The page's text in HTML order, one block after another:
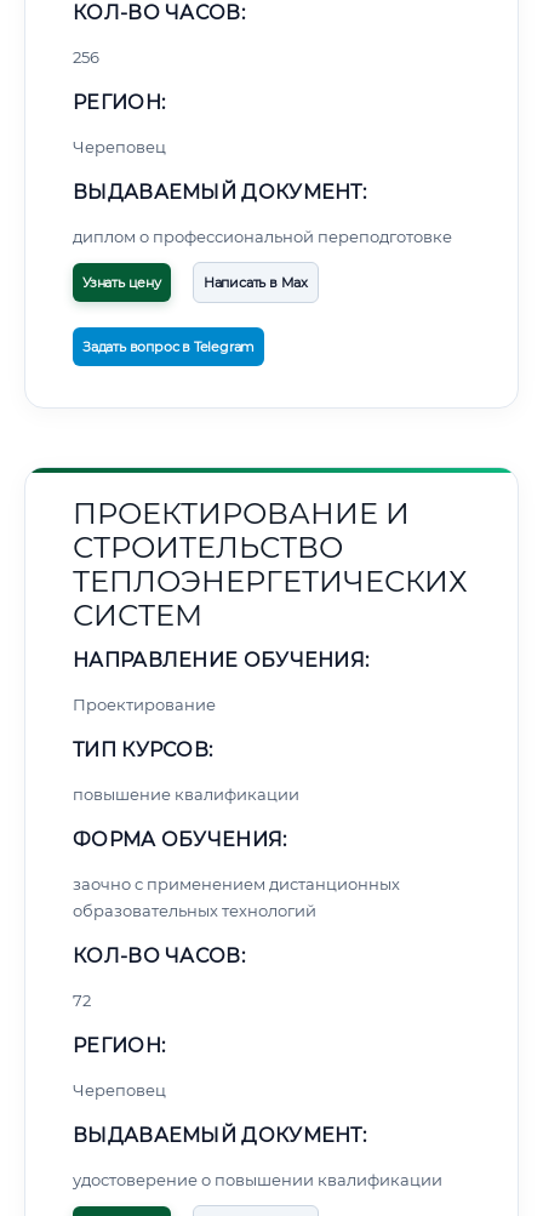
КОЛ-ВО ЧАСОВ:
256
РЕГИОН:
Череповец
ВЫДАВАЕМЫЙ ДОКУМЕНТ:
диплом о профессиональной переподготовке
Узнать цену Написать в Max
Задать вопрос в Telegram
ПРОЕКТИРОВАНИЕ И
СТРОИТЕЛЬСТВО
ТЕПЛОЭНЕРГЕТИЧЕСКИХ
СИСТЕМ
НАПРАВЛЕНИЕ ОБУЧЕНИЯ:
Проектирование
ТИП КУРСОВ:
повышение квалификации
ФОРМА ОБУЧЕНИЯ:
заочно с применением дистанционных
образовательных технологий
КОЛ-ВО ЧАСОВ:
72
РЕГИОН:
Череповец
ВЫДАВАЕМЫЙ ДОКУМЕНТ:
удостоверение о повышении квалификации